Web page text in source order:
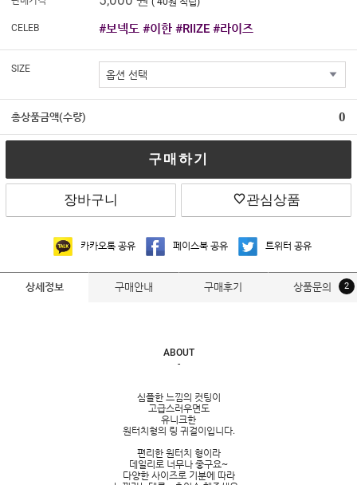
CELEB #보넥도 #이한 #RIIZE #라이즈
SIZE
총상품금액(수량) 0
구매하기
장바구니 관심상품
카카오톡 공유 페이스북 공유 트위터 공유
상세정보 구매안내 구매후기 2
상품문의
ABOUT
-
심플한 느낌의 컷팅이
고급스러우면도
유니크한
원터치형의 링 귀걸이입니다.
편리한 원터치 형이라
데일리로 너무나 좋구요~
다양한 사이즈로 기분에 따라